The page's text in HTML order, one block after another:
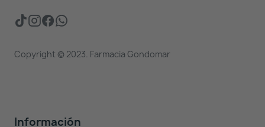
Copyright © 2023. Farmacia Gondomar
Información